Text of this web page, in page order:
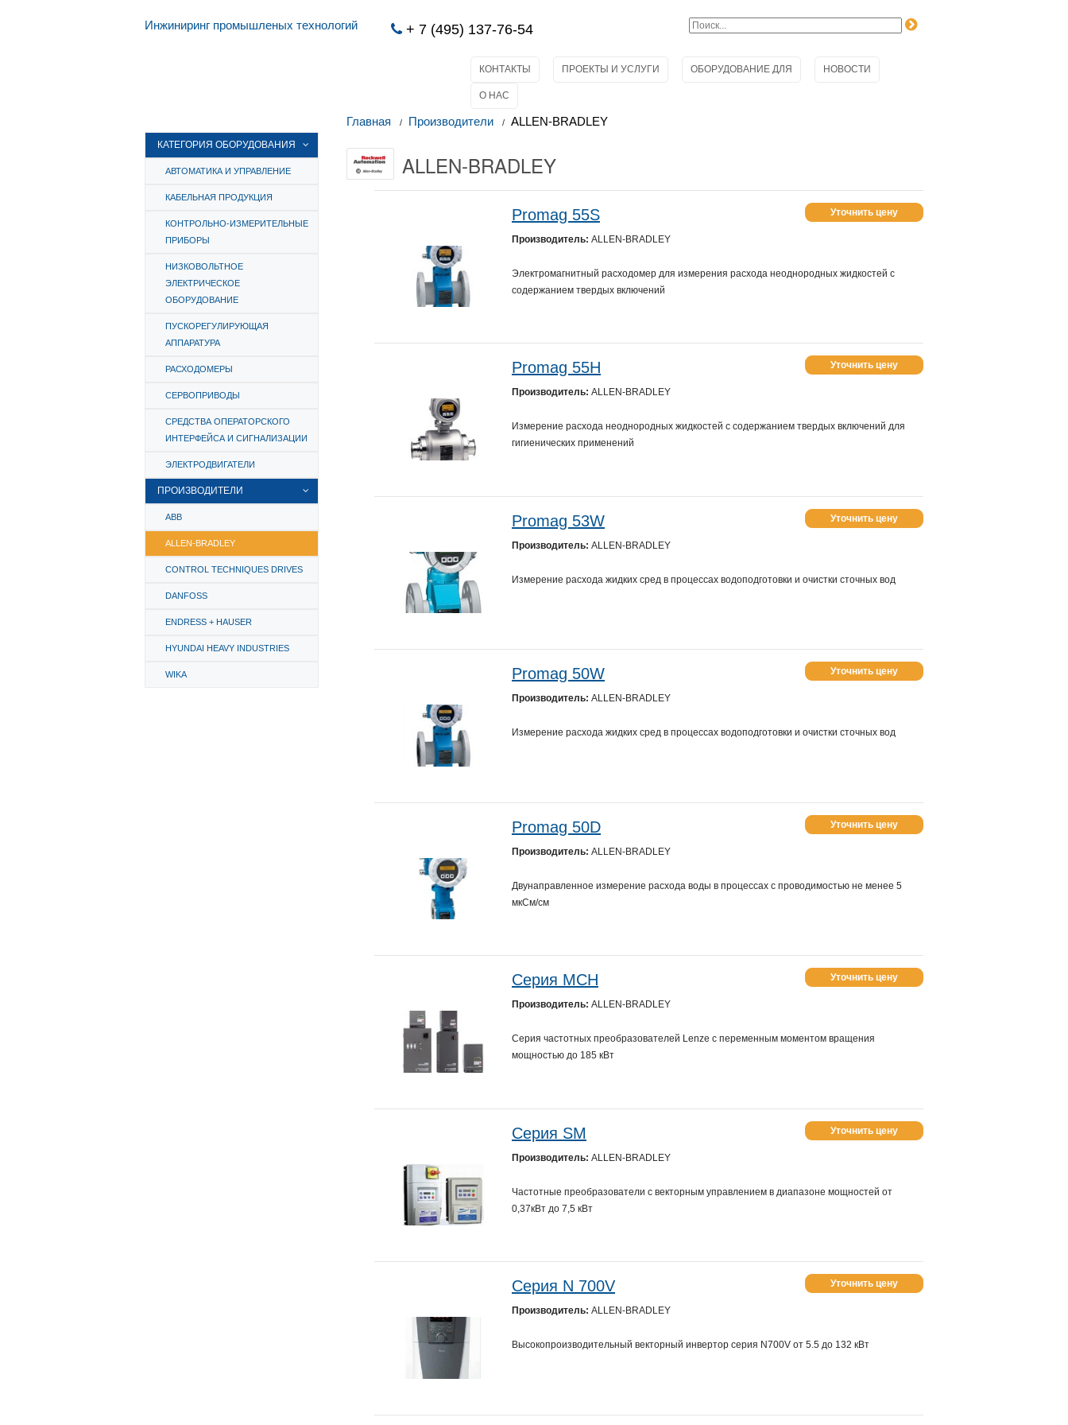
Инжиниринг промышленых технологий + 7 (495) 137-76-54
КОНТАКТЫ ПРОЕКТЫ И УСЛУГИ ОБОРУДОВАНИЕ ДЛЯ НОВОСТИ
О НАС
КАТЕГОРИЯ ОБОРУДОВАНИЯ
АВТОМАТИКА И УПРАВЛЕНИЕ
КАБЕЛЬНАЯ ПРОДУКЦИЯ
КОНТРОЛЬНО-ИЗМЕРИТЕЛЬНЫЕ
ПРИБОРЫ
НИЗКОВОЛЬТНОЕ
ЭЛЕКТРИЧЕСКОЕ
ОБОРУДОВАНИЕ
ПУСКОРЕГУЛИРУЮЩАЯ
АППАРАТУРА
РАСХОДОМЕРЫ
СЕРВОПРИВОДЫ
СРЕДСТВА ОПЕРАТОРСКОГО
ИНТЕРФЕЙСА И СИГНАЛИЗАЦИИ
ЭЛЕКТРОДВИГАТЕЛИ
ПРОИЗВОДИТЕЛИ
ABB
ALLEN-BRADLEY
CONTROL TECHNIQUES DRIVES
DANFOSS
ENDRESS + HAUSER
HYUNDAI HEAVY INDUSTRIES
WIKA
Главная Производители ALLEN-BRADLEY
ALLEN-BRADLEY
Promag 55S
Производитель: ALLEN-BRADLEY
Уточнить цену
Электромагнитный расходомер для измерения расхода неоднородных жидкостей с
содержанием твердых включений
Promag 55H
Производитель: ALLEN-BRADLEY
Уточнить цену
Измерение расхода неоднородных жидкостей с содержанием твердых включений для
гигиенических применений
Promag 53W
Производитель: ALLEN-BRADLEY
Уточнить цену
Измерение расхода жидких сред в процессах водоподготовки и очистки сточных вод
Promag 50W
Производитель: ALLEN-BRADLEY
Уточнить цену
Измерение расхода жидких сред в процессах водоподготовки и очистки сточных вод
Promag 50D
Производитель: ALLEN-BRADLEY
Уточнить цену
Двунаправленное измерение расхода воды в процессах с проводимостью не менее 5
мкСм/см
Серия МСН
Производитель: ALLEN-BRADLEY
Уточнить цену
Cерия частотных преобразователей Lenze с переменным моментом вращения
мощностью до 185 кВт
Серия SM
Производитель: ALLEN-BRADLEY
Уточнить цену
Частотные преобразователи с векторным управлением в диапазоне мощностей от
0,37кВт до 7,5 кВт
Серия N 700V
Производитель: ALLEN-BRADLEY
Уточнить цену
Высокопроизводительный векторный инвертор серия N700V от 5.5 до 132 кВт